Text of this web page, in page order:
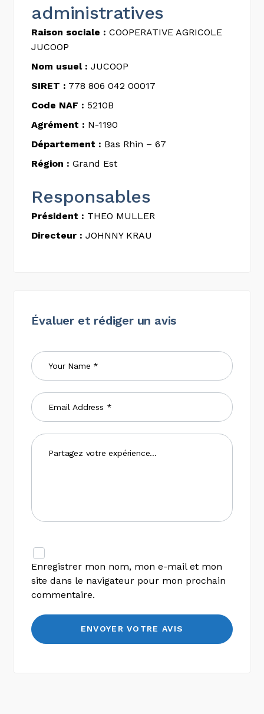
administratives
Raison sociale : COOPERATIVE AGRICOLE
JUCOOP
Nom usuel : JUCOOP
SIRET : 778 806 042 00017
Code NAF : 5210B
Agrément : N-1190
Département : Bas Rhin – 67
Région : Grand Est
Responsables
Président : THEO MULLER
Directeur : JOHNNY KRAU
Évaluer et rédiger un avis
Enregistrer mon nom, mon e-mail et mon
site dans le navigateur pour mon prochain
commentaire.